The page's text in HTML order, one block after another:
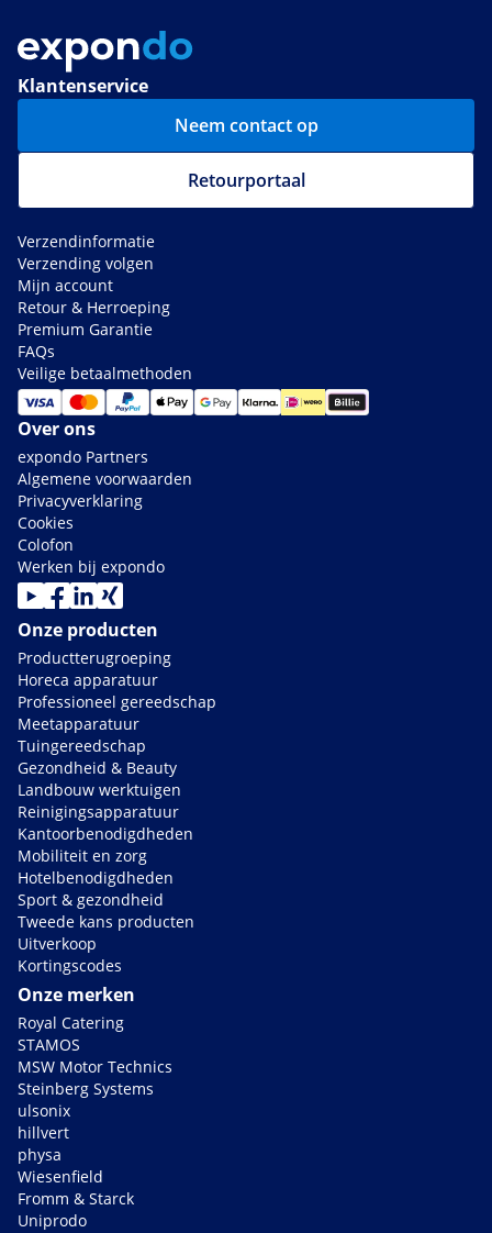
Klantenservice
Neem contact op
Retourportaal
Verzendinformatie
Verzending volgen
Mijn account
Retour & Herroeping
Premium Garantie
FAQs
Veilige betaalmethoden
Over ons
expondo Partners
Algemene voorwaarden
Privacyverklaring
Cookies
Colofon
Werken bij expondo
Onze producten
Productterugroeping
Horeca apparatuur
Professioneel gereedschap
Meetapparatuur
Tuingereedschap
Gezondheid & Beauty
Landbouw werktuigen
Reinigingsapparatuur
Kantoorbenodigdheden
Mobiliteit en zorg
Hotelbenodigdheden
Sport & gezondheid
Tweede kans producten
Uitverkoop
Kortingscodes
Onze merken
Royal Catering
STAMOS
MSW Motor Technics
Steinberg Systems
ulsonix
hillvert
physa
Wiesenfield
Fromm & Starck
Uniprodo